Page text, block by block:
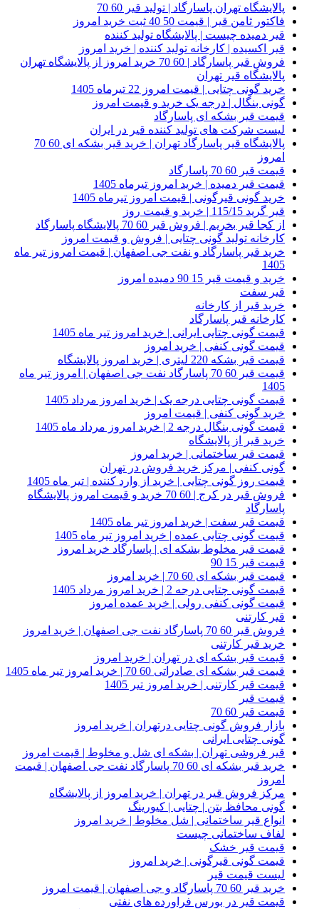
پالایشگاه تهران پاسارگاد | تولید قیر 60 70
فاکتور ثامن قیر | قیمت 50 40 ثبت خرید امروز
قیر دمیده چیست | پالایشگاه تولید کننده
قیر اکسیده | کارخانه تولید کننده | خرید امروز
فروش قیر پاسارگاد | 60 70 خرید امروز از پالایشگاه تهران
پالایشگاه قیر تهران
خرید گونی چتایی | قیمت امروز 22 تیرماه 1405
گونی بنگال | درجه یک خرید و قیمت امروز
قیمت قیر بشکه ای پاسارگاد
لیست شرکت های تولید کننده قیر در ایران
پالایشگاه قیر پاسارگاد تهران | خرید قیر بشکه ای 60 70
امروز
قیمت قیر 60 70 پاسارگاد
قیمت قیر دمیده | خرید امروز تیرماه 1405
خرید گونی قیرگونی | قیمت امروز تیرماه 1405
قیر گرید 115/15 | خرید و قیمت روز
از کجا قیر بخریم | فروش قیر 60 70 پالایشگاه پاسارگاد
کارخانه تولید گونی چتایی | فروش و قیمت امروز
خرید قیر پاسارگاد و نفت جی اصفهان | قیمت امروز تیر ماه
1405
خرید و قیمت قیر 15 90 دمیده امروز
قیر سفت
خرید قیر از کارخانه
کارخانه قیر پاسارگاد
قیمت گونی چتایی ایرانی | خرید امروز تیر ماه 1405
قیمت گونی کنفی | خرید امروز
قیمت قیر بشکه 220 لیتری | خرید امروز پالایشگاه
قیمت قیر 60 70 پاسارگاد نفت جی اصفهان | امروز تیر ماه
1405
قیمت گونی چتایی درجه یک | خرید امروز مرداد 1405
خرید گونی کنفی | قیمت امروز
قیمت گونی بنگال درجه 2 | خرید امروز مرداد ماه 1405
خرید قیر از پالایشگاه
قیمت قیر ساختمانی | خرید امروز
گونی کنفی | مرکز خرید فروش در تهران
قیمت روز گونی چتایی | خرید از وارد کننده | تیر ماه 1405
فروش قیر در کرج | 60 70 خرید و قیمت امروز پالایشگاه
پاسارگاد
قیمت قیر سفت | خرید امروز تیر ماه 1405
قیمت گونی چتایی عمده | خرید امروز تیر ماه 1405
قیمت قیر مخلوط بشکه ای | پاسارگاد خرید امروز
قیمت قیر 15 90
قیمت قیر بشکه ای 60 70 | خرید امروز
قیمت گونی چتایی درجه 2 | خرید امروز مرداد 1405
قیمت گونی کنفی رولی | خرید عمده امروز
قیر کارتنی
فروش قیر 60 70 پاسارگاد نفت جی اصفهان | خرید امروز
خرید قیر کارتنی
قیمت قیر بشکه ای در تهران | خرید امروز
قیمت قیر بشکه ای صادراتی 60 70 | خرید امروز تیر ماه 1405
قیمت قیر کارتنی | خرید امروز تیر 1405
قیمت قیر
قیمت قیر 60 70
بازار فروش گونی چتایی درتهران | خرید امروز
گونی چتایی ایرانی
قیر فروشی تهران | بشکه ای شل و مخلوط | قیمت امروز
خرید قیر بشکه ای 60 70 پاسارگاد نفت جی اصفهان | قیمت
امروز
مرکز فروش قیر در تهران | خرید امروز از پالایشگاه
گونی محافظ بتن | چتایی | کیورینگ
انواع قیر ساختمانی | شل مخلوط | خرید امروز
لفاف ساختمانی چیست
قیمت قیر خشک
قیمت گونی قیرگونی | خرید امروز
لیست قیمت قیر
خرید قیر 60 70 پاسارگاد و جی اصفهان | قیمت امروز
قیمت قیر در بورس فراورده های نفتی